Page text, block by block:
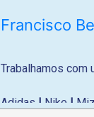
Francisco
Trabalhamos com
Adidas | Nike |